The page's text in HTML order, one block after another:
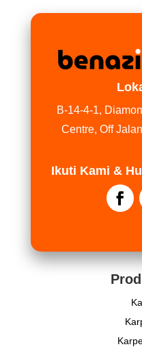
B-14-4-1,
Centre, Off
Ikuti Kami &